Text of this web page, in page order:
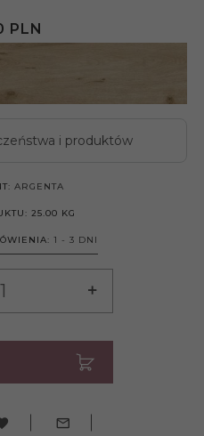
PLN
i produktów
ARGENTA
25.00 KG
1 - 3 DNI